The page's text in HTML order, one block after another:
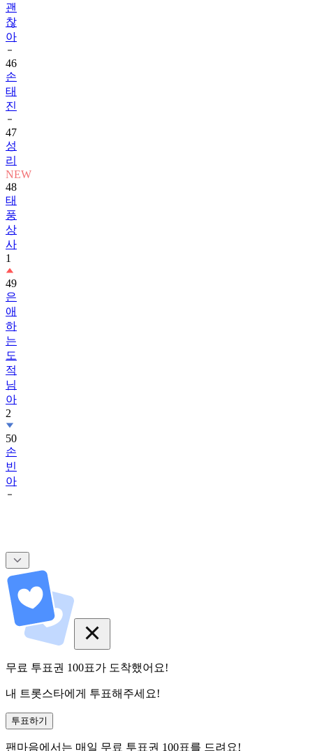
괜
찮
아
46
손
태
진
47
성
리
NEW
48
태
풍
상
사
1
49
은
애
하
는
도
적
님
아
2
50
손
빈
아
무료 투표권 100표가 도착했어요!
내 트롯스타에게 투표해주세요!
투표하기
팬마음에서는 매일 무료 투표권 100표를 드려요!